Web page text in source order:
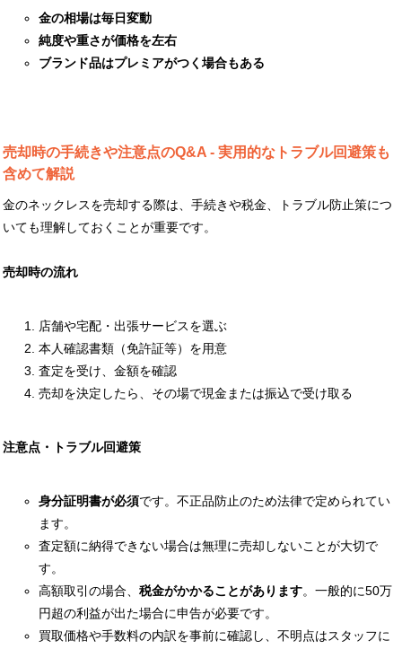
金の相場は毎日変動
純度や重さが価格を左右
ブランド品はプレミアがつく場合もある
売却時の手続きや注意点のQ&A - 実用的なトラブル回避策も
含めて解説
金のネックレスを売却する際は、手続きや税金、トラブル防止策につ
いても理解しておくことが重要です。
売却時の流れ
店舗や宅配・出張サービスを選ぶ
本人確認書類（免許証等）を用意
査定を受け、金額を確認
売却を決定したら、その場で現金または振込で受け取る
注意点・トラブル回避策
身分証明書が必須です。不正品防止のため法律で定められてい
ます。
査定額に納得できない場合は無理に売却しないことが大切で
す。
高額取引の場合、 税金がかかることがあります。一般的に50万
円超の利益が出た場合に申告が必要です。
買取価格や手数料の内訳を事前に確認し、不明点はスタッフに